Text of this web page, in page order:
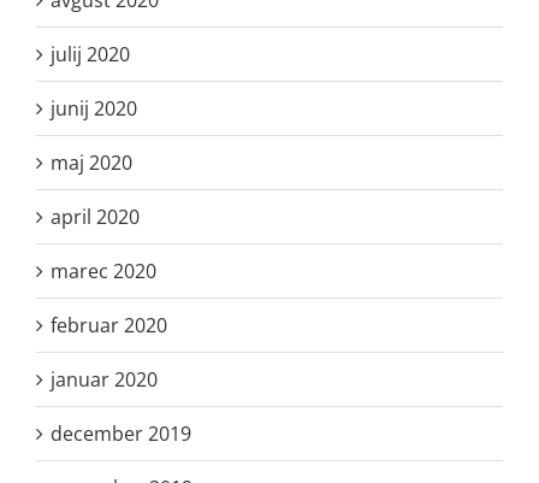
julij 2020
junij 2020
maj 2020
april 2020
marec 2020
februar 2020
januar 2020
december 2019